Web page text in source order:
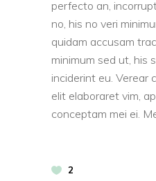
perfecto an,
no, his no veri
quidam accusam
minimum sed ut, his
inciderint eu. Verear
elit elaboraret vim,
conceptam mei ei.
2